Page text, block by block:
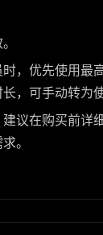
，优先使用最
，可手动转为
议在购买前详
。